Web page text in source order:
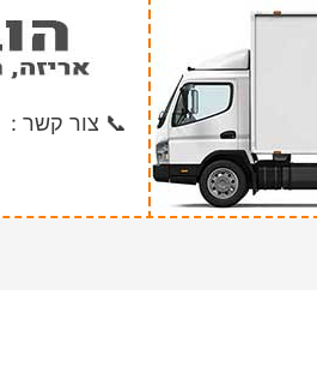
📞 צור קשר :